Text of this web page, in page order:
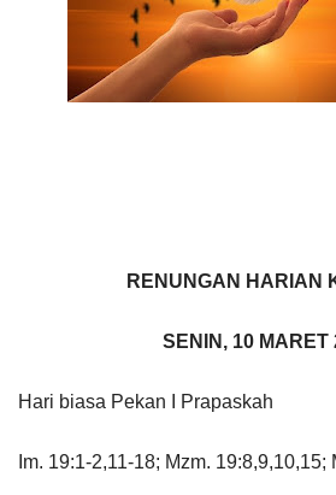
RENUNGAN HARIAN
SENIN, 10 MARET
Hari biasa Pekan I Prapaskah
Im. 19:1-2,11-18; Mzm. 19:8,9,10,15;